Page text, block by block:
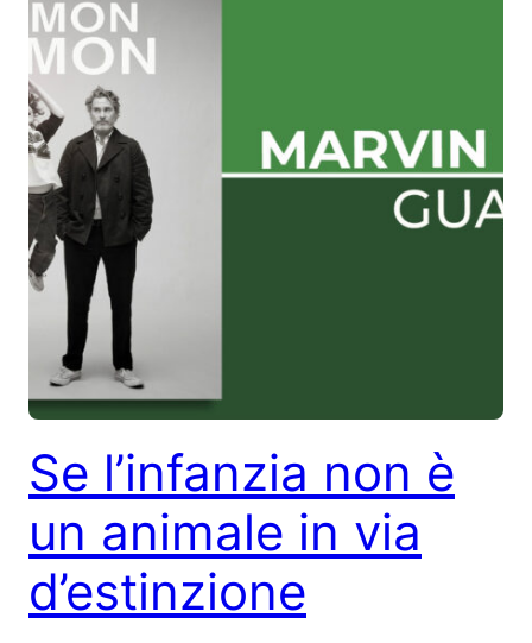
Se l’infanzia non è
un animale in via
d’estinzione